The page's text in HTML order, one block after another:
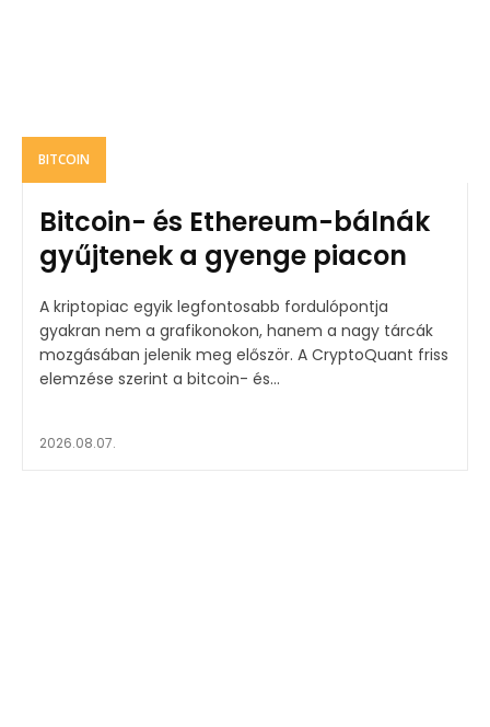
BITCOIN
Bitcoin- és Ethereum-bálnák
gyűjtenek a gyenge piacon
A kriptopiac egyik legfontosabb fordulópontja
gyakran nem a grafikonokon, hanem a nagy tárcák
mozgásában jelenik meg először. A CryptoQuant friss
elemzése szerint a bitcoin- és...
2026.08.07.